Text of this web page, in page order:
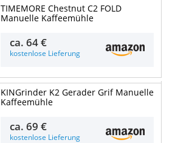
TIMEMORE Chestnut C2 FOLD
Manuelle Kaffeemühle
ca.64 €
kostenlose Lieferung
KINGrinder K2 Gerader Grif Manuelle
Kaffeemühle
ca.69 €
kostenlose Lieferung